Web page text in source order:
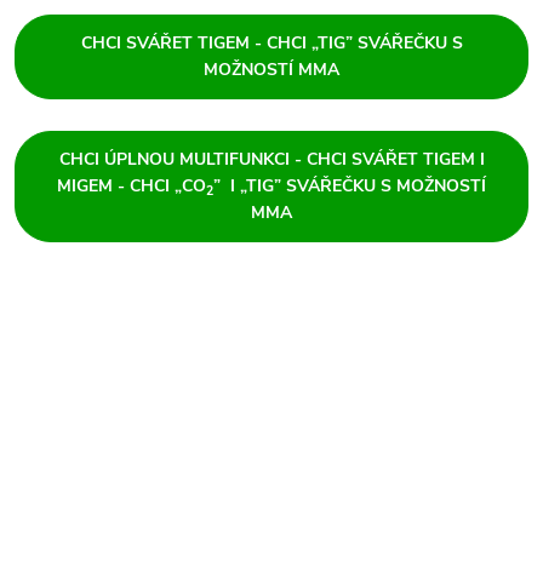
CHCI SVÁŘET TIGEM - CHCI „TIG” SVÁŘEČKU S
MOŽNOSTÍ MMA
CHCI ÚPLNOU MULTIFUNKCI - CHCI SVÁŘET TIGEM I
MIGEM - CHCI „CO2” I „TIG” SVÁŘEČKU S MOŽNOSTÍ
MMA